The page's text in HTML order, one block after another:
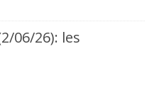
06/26): les